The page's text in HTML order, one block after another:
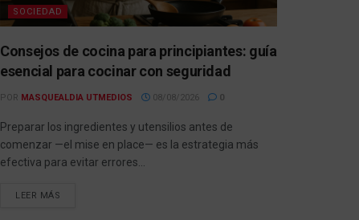
SOCIEDAD
Consejos de cocina para principiantes: guía
esencial para cocinar con seguridad
POR MASQUEALDIA UTMEDIOS 08/08/2026 0
Preparar los ingredientes y utensilios antes de
comenzar —el mise en place— es la estrategia más
efectiva para evitar errores...
LEER MÁS